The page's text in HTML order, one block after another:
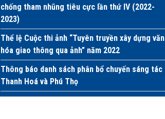
chống tham nhũng tiêu cực lần thứ IV (2022-
2023)
Thể lệ Cuộc thi ảnh “Tuyên truyền xây dựng văn
hóa giao thông qua ảnh” năm 2022
Thông báo danh sách phân bổ chuyến sáng tác
Thanh Hoá và Phú Thọ